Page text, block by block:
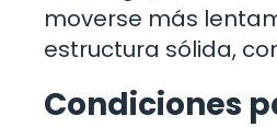
moverse más
estructura sólida,
Condiciones